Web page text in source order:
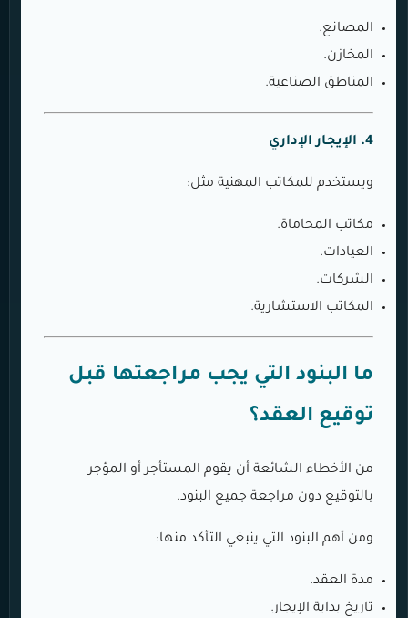
المصانع.
المخازن.
المناطق الصناعية.
4. الإيجار الإداري
ويستخدم للمكاتب المهنية مثل:
مكاتب المحاماة.
العيادات.
الشركات.
المكاتب الاستشارية.
ما البنود التي يجب مراجعتها قبل
توقيع العقد؟
من الأخطاء الشائعة أن يقوم المستأجر أو المؤجر
بالتوقيع دون مراجعة جميع البنود.
ومن أهم البنود التي ينبغي التأكد منها:
مدة العقد.
تاريخ بداية الإيجار.